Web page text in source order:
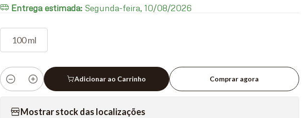
Entrega estimada: Segunda-feira, 10/08/2026
100 ml
Quantidade
Adicionar ao Carrinho Comprar agora
Mostrar stock das localizações